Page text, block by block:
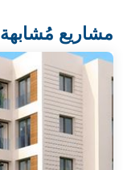
مشاريع مُشابهة